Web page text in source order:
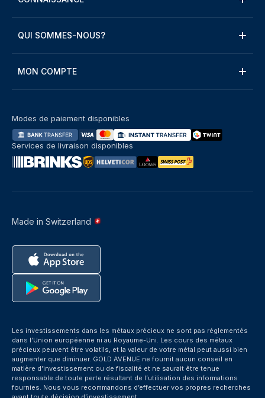
QUI SOMMES-NOUS?
MON COMPTE
Made in Switzerland
Modes de paiement disponibles
Services de livraison disponibles
Les investissements dans les métaux précieux ne sont pas réglementés
dans l’Union européenne ni au Royaume-Uni. Les cours des métaux
précieux peuvent être volatils, et la valeur de votre métal peut aussi bien
augmenter que diminuer. GOLD AVENUE ne fournit aucun conseil en
matière d’investissement ou de fiscalité et ne saurait être tenue
responsable de toute perte résultant de l’utilisation des informations
fournies. Nous vous recommandons d’effectuer vos propres recherches